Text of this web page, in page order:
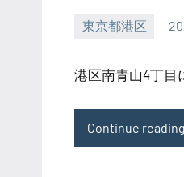
東京都港区
SEZIMO
港区南青山4丁目
Continue reading